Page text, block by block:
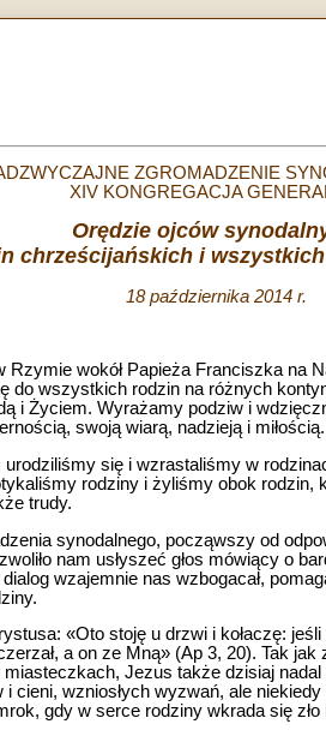
ZGROMADZENIE
XIV KONGREGACJA
Orędzie ojców
chrześcijańskich i
18 października 2014 r.
Rzymie wokół Papieża Franciszka na
do wszystkich rodzin na różnych
i Życiem. Wyrażamy podziw i
swoją wiarą, nadzieją i miłością.
urodziliśmy się i wzrastaliśmy w
rodziny i żyliśmy obok rodzin,
trudy.
synodalnego, począwszy od
nam usłyszeć głos mówiący o
wzajemnie nas wzbogacał,
«Oto stoję u drzwi i kołaczę:
a on ze Mną» (Ap 3, 20). Tak
Jezus także dzisiaj
cieni, wzniosłych wyzwań, ale
gdy w serce rodziny wkrada się zło